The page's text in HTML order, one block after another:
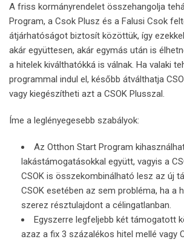
A friss kormányrendelet összehangolja
Program, a Csok Plusz és a Falusi Csok
átjárhatóságot biztosít közöttük, így
akár együttesen, akár egymás után is
a hitelek kiválthatókká is válnak. Ha valaki
programmal indul el, később átválthatja
vagy kiegészítheti azt a CSOK Plusszal.
Íme a leglényegesebb szabályok:
Az Otthon Start Program
lakástámogatásokkal együtt, vagyis a
CSOK is összekombinálható lesz az új
CSOK esetében az sem probléma, ha a
szerez résztulajdont a célingatlanban.
Egyszerre legfeljebb két támogatott
azaz a fix 3 százalékos hitel mellé vagy